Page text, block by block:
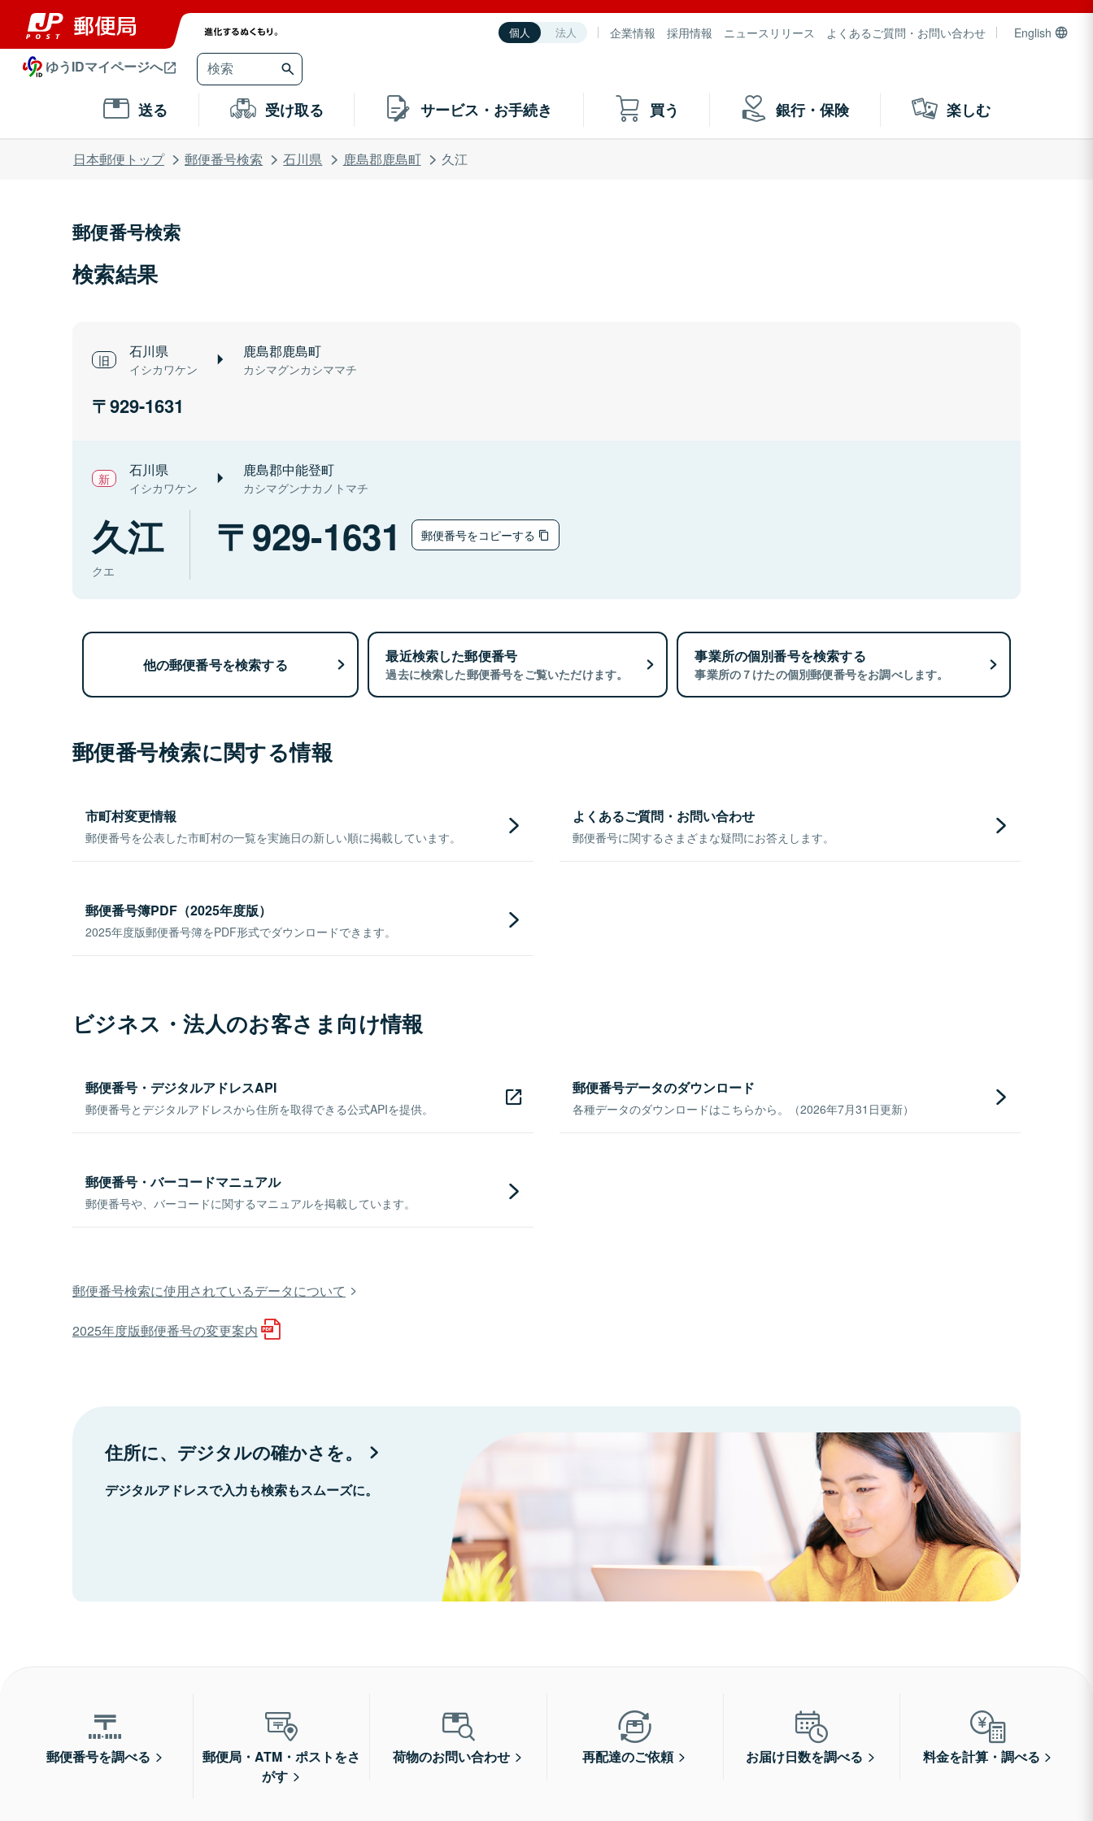
個人 法人 企業情報 採用情報 ニュースリリース よくあるご質問・お問い合わせ English
ゆうIDマイページへ
送る 受け取る サービス・お手続き 買う 銀行・保険 楽しむ
日本郵便トップ 郵便番号検索 石川県 鹿島郡鹿島町 久江
郵便番号検索
検索結果
石川県
イシカワケン
鹿島郡鹿島町
カシマグンカシママチ
929-1631
石川県
イシカワケン
鹿島郡中能登町
カシマグンナカノトマチ
久江
クエ
929-1631 郵便番号をコピーする
他の郵便番号を検索する 最近検索した郵便番号
過去に検索した郵便番号をご覧いただけます。
事業所の個別番号を検索する
事業所の７けたの個別郵便番号をお調べします。
郵便番号検索に関する情報
市町村変更情報
郵便番号を公表した市町村の一覧を実施日の新しい順に掲載しています。
よくあるご質問・お問い合わせ
郵便番号に関するさまざまな疑問にお答えします。
郵便番号簿PDF（2025年度版）
2025年度版郵便番号簿をPDF形式でダウンロードできます。
ビジネス・法人のお客さま向け情報
郵便番号・デジタルアドレスAPI
郵便番号とデジタルアドレスから住所を取得できる公式APIを提供。
郵便番号データのダウンロード
各種データのダウンロードはこちらから。（2026年7月31日更新）
郵便番号・バーコードマニュアル
郵便番号や、バーコードに関するマニュアルを掲載しています。
郵便番号検索に使用されているデータについて
2025年度版郵便番号の変更案内
住所に、デジタルの確かさを。
デジタルアドレスで入力も検索もスムーズに。
郵便番号を調べる
郵便局・ATM・ポストをさ
がす
荷物のお問い合わせ 再配達のご依頼 お届け日数を調べる 料金を計算・調べる